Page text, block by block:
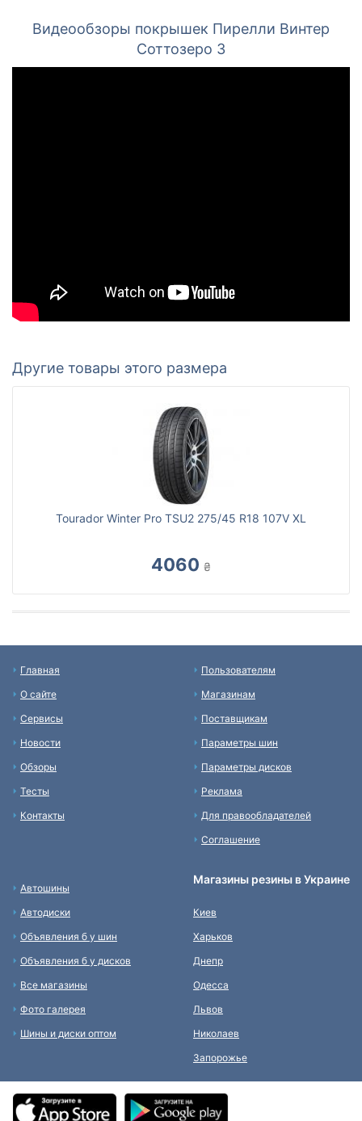
Видеообзоры покрышек Пирелли Винтер
Соттозеро 3
Другие товары этого размера
Tourador Winter Pro TSU2 275/45 R18 107V XL
4060 ₴
Главная
О сайте
Сервисы
Новости
Обзоры
Тесты
Контакты
Пользователям
Магазинам
Поставщикам
Параметры шин
Параметры дисков
Реклама
Для правообладателей
Соглашение
Автошины
Автодиски
Объявления б у шин
Объявления б у дисков
Все магазины
Фото галерея
Шины и диски оптом
Магазины резины в Украине
Киев
Харьков
Днепр
Одесса
Львов
Николаев
Запорожье